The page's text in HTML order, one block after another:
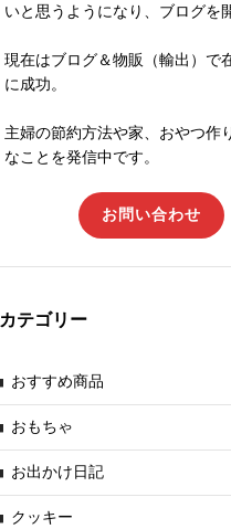
いと思うようになり、ブログを
現在はブログ＆物販（輸出）で
に成功。
主婦の節約方法や家、おやつ作
なことを発信中です。
お問い合わせ
カテゴリー
おすすめ商品
おもちゃ
お出かけ日記
クッキー